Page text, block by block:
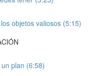
objetos valiosos (5:15)
plan (6:58)